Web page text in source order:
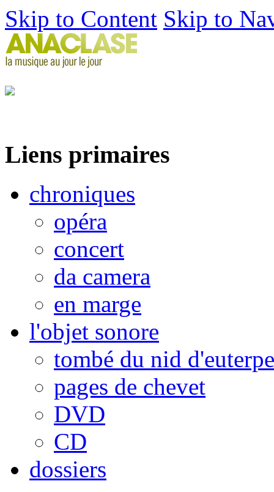
Skip to Content Skip to
Liens primaires
chroniques
opéra
concert
da camera
en marge
l'objet sonore
tombé du nid d'euterpe
pages de chevet
DVD
CD
dossiers